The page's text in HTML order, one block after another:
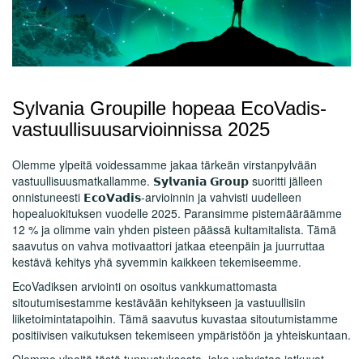
Sylvania Groupille hopeaa EcoVadis-
vastuullisuusarvioinnissa 2025
Olemme ylpeitä voidessamme jakaa tärkeän virstanpylvään
vastuullisuusmatkallamme. 𝗦𝘆𝗹𝘃𝗮𝗻𝗶𝗮 𝗚𝗿𝗼𝘂𝗽 suoritti jälleen
onnistuneesti 𝗘𝗰𝗼𝗩𝗮𝗱𝗶𝘀-arvioinnin ja vahvisti uudelleen
hopealuokituksen vuodelle 2025. Paransimme pistemääräämme
12 % ja olimme vain yhden pisteen päässä kultamitalista. Tämä
saavutus on vahva motivaattori jatkaa eteenpäin ja juurruttaa
kestävä kehitys yhä syvemmin kaikkeen tekemiseemme.
EcoVadiksen arviointi on osoitus vankkumattomasta
sitoutumisestamme kestävään kehitykseen ja vastuullisiin
liiketoimintatapoihin. Tämä saavutus kuvastaa sitoutumistamme
positiivisen vaikutuksen tekemiseen ympäristöön ja yhteiskuntaan.